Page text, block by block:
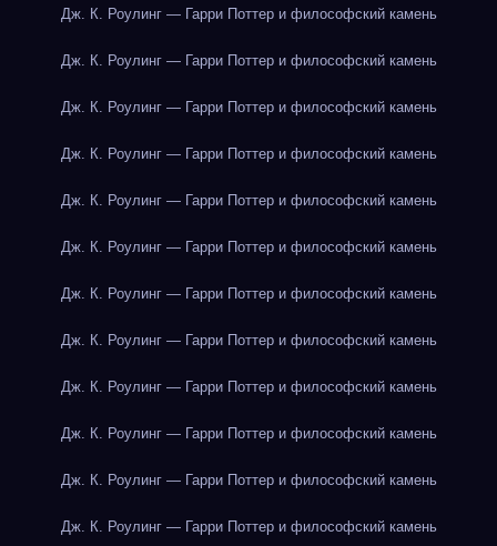
Дж. К. Роулинг — Гарри Поттер и философский камень
Дж. К. Роулинг — Гарри Поттер и философский камень
Дж. К. Роулинг — Гарри Поттер и философский камень
Дж. К. Роулинг — Гарри Поттер и философский камень
Дж. К. Роулинг — Гарри Поттер и философский камень
Дж. К. Роулинг — Гарри Поттер и философский камень
Дж. К. Роулинг — Гарри Поттер и философский камень
Дж. К. Роулинг — Гарри Поттер и философский камень
Дж. К. Роулинг — Гарри Поттер и философский камень
Дж. К. Роулинг — Гарри Поттер и философский камень
Дж. К. Роулинг — Гарри Поттер и философский камень
Дж. К. Роулинг — Гарри Поттер и философский камень